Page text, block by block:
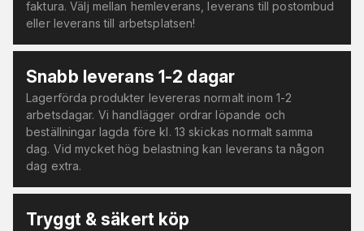
faktura. Välj mellan hemleverans, leverans till postombud
eller leverans till arbetsplatsen!
Snabb leverans 1-2 dagar
Lagerförda produkter levereras normalt inom 1-2
arbetsdagar. Vi handlägger ordrar löpande och
beställningar lagda före kl. 13 skickas normalt samma
dag. Vid mycket hög belastning kan leverans ta någon
dag extra.
Tryggt & säkert köp